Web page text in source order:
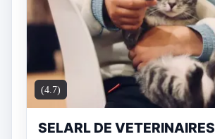
(4.7)
SELARL DE VETERINAIRES